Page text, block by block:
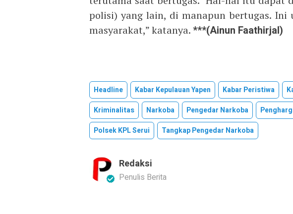
polisi) yang lain, di manapun bertugas. Ini
masyarakat,” katanya.***(Ainun Faathirjal)
Headline Kabar Kepulauan Yapen Kabar Peristiwa
Kriminalitas
Narkoba Pengedar Narkoba
Polsek KPL Serui
Tangkap Pengedar Narkoba
Redaksi
Penulis Berita